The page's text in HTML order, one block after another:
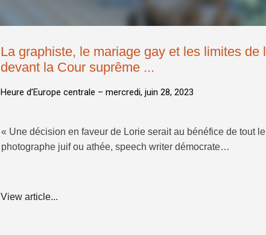
La graphiste, le mariage gay et les limites de
devant la Cour suprême ...
Heure d’Europe centrale – mercredi, juin 28, 2023
« Une décision en faveur de Lorie serait au bénéfice de tout
photographe juif ou athée, speech writer démocrate…
View article...